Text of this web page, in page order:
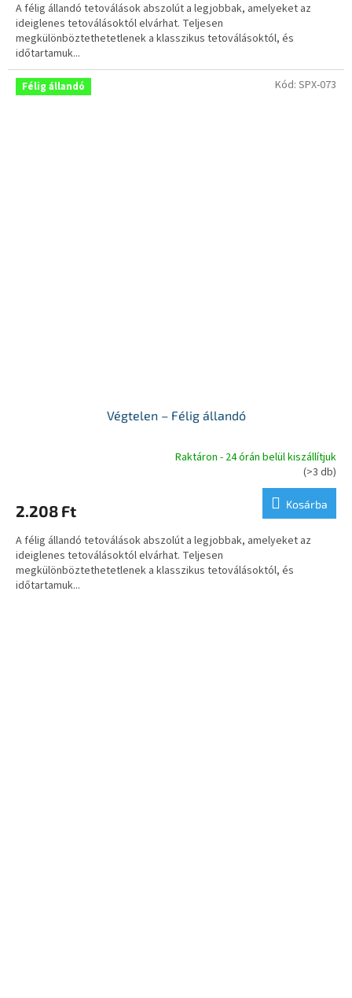
ből
5,0
csillag.
A félig állandó tetoválások abszolút a legjobbak, amelyeket az
ideiglenes tetoválásoktól elvárhat. Teljesen
megkülönböztethetetlenek a klasszikus tetoválásoktól, és
időtartamuk...
Félig állandó
Végtelen – Félig állandó
értékelése
ből
5,0
csillag.
Raktáron - 24 órán belül kiszállítjuk
(>3 db)
2.208 Ft Kosárba
A félig állandó tetoválások abszolút a legjobbak, amelyeket az
ideiglenes tetoválásoktól elvárhat. Teljesen
megkülönböztethetetlenek a klasszikus tetoválásoktól, és
időtartamuk...
Kód: SPX-073